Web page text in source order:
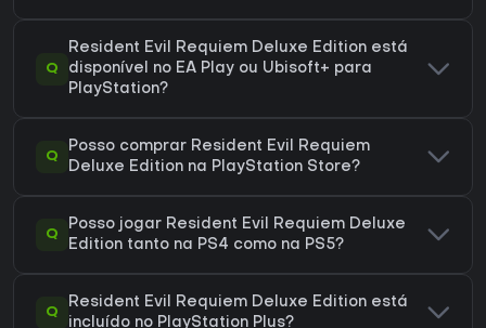
Q
Resident Evil Requiem Deluxe Edition está
disponível no EA Play ou Ubisoft+ para
PlayStation?
Q
Posso comprar Resident Evil Requiem
Deluxe Edition na PlayStation Store?
Q
Posso jogar Resident Evil Requiem Deluxe
Edition tanto na PS4 como na PS5?
Q
Resident Evil Requiem Deluxe Edition está
incluído no PlayStation Plus?